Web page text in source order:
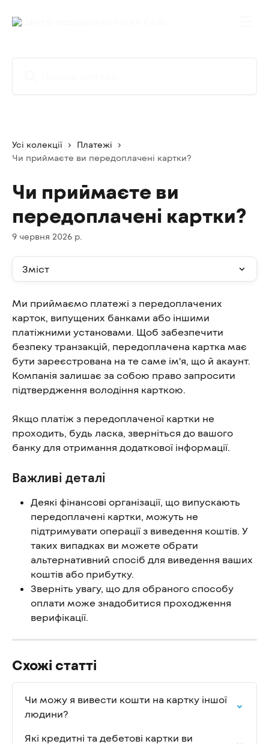
Усі колекції
Платежі
Чи приймаєте ви передоплачені картки?
Чи приймаєте ви
передоплачені картки?
9 червня 2026 р.
Зміст
Ми приймаємо платежі з передоплачених
карток, випущених банками або іншими
платіжними установами. Щоб забезпечити
безпеку транзакцій, передоплачена картка має
бути зареєстрована на те саме ім'я, що й акаунт.
Компанія залишає за собою право запросити
підтвердження володіння карткою.
Якщо платіж з передоплаченої картки не
проходить, будь ласка, зверніться до вашого
банку для отримання додаткової інформації.
Важливі деталі
Деякі фінансові організації, що випускають
передоплачені картки, можуть не
підтримувати операції з виведення коштів. У
таких випадках ви можете обрати
альтернативний спосіб для виведення ваших
коштів або прибутку.
Зверніть увагу, що для обраного способу
оплати може знадобитися проходження
верифікації.
Схожі статті
Чи можу я вивести кошти на картку іншої
людини?
Які кредитні та дебетові картки ви